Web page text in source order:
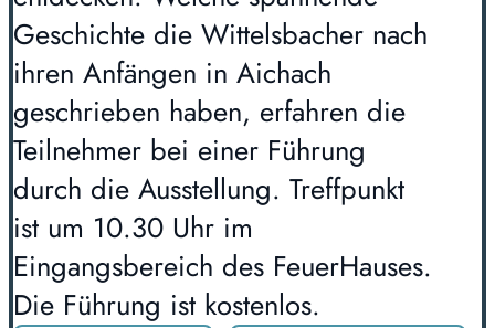
Geschichte die Wittelsbacher nach
ihren Anfängen in Aichach
geschrieben haben, erfahren die
Teilnehmer bei einer Führung
durch die Ausstellung. Treffpunkt
ist um 10.30 Uhr im
Eingangsbereich des FeuerHauses.
Die Führung ist kostenlos.